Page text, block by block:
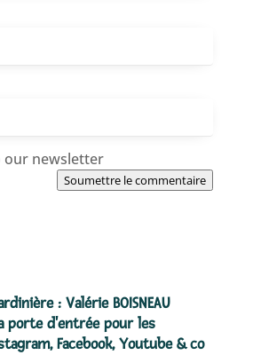
our newsletter
Soumettre le commentaire
: Valérie BOISNEAU
porte d'entrée pour les
Facebook, Youtube & co